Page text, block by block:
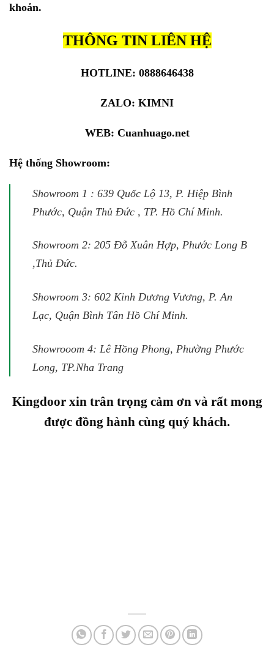
khoản.
THÔNG TIN LIÊN HỆ
HOTLINE: 0888646438
ZALO: KIMNI
WEB: Cuanhuago.net
Hệ thống Showroom:
Showroom 1 : 639 Quốc Lộ 13, P. Hiệp Bình
Phước, Quận Thủ Đức , TP. Hồ Chí Minh.
Showroom 2: 205 Đỗ Xuân Hợp, Phước Long B
,Thủ Đức.
Showroom 3: 602 Kinh Dương Vương, P. An
Lạc, Quận Bình Tân Hồ Chí Minh.
Showrooom 4: Lê Hồng Phong, Phường Phước
Long, TP.Nha Trang
Kingdoor xin trân trọng cảm ơn và rất mong
được đồng hành cùng quý khách.